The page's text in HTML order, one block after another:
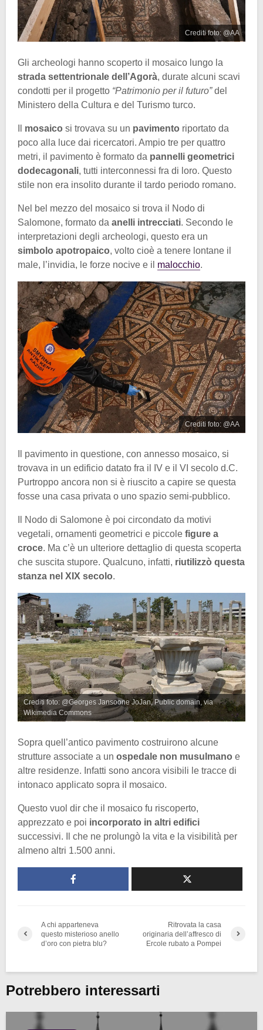
Crediti foto: @AA
Gli archeologi hanno scoperto il mosaico lungo la
strada settentrionale dell’Agorà, durate alcuni scavi
condotti per il progetto “Patrimonio per il futuro”del
Ministero della Cultura e del Turismo turco.
mosaico si trovava su un pavimento riportato da
poco alla luce dai ricercatori. Ampio tre per quattro
metri, il pavimento è formato da pannelli geometrici
dodecagonali, tutti interconnessi fra di loro. Questo
stile non era insolito durante il tardo periodo romano.
Nel bel mezzo del mosaico si trova il Nodo di
Salomone, formato da anelli intrecciati. Secondo le
interpretazioni degli archeologi, questo era un
simbolo apotropaico, volto cioè a tenere lontane il
male, l’invidia, le forze nocive e il malocchio.
Crediti foto: @AA
Il pavimento in questione, con annesso mosaico, si
trovava in un edificio datato fra il IV e il VI secolo d.C.
Purtroppo ancora non si è riuscito a capire se questa
fosse una casa privata o uno spazio semi-pubblico.
Il Nodo di Salomone è poi circondato da motivi
vegetali, ornamenti geometrici e piccole figure a
croce. Ma c’è un ulteriore dettaglio di questa scoperta
che suscita stupore. Qualcuno, infatti, riutilizzò questa
stanza nel XIX secolo.
Crediti foto: @Georges Jansoone JoJan, Public domain, via
Wikimedia Commons
Sopra quell’antico pavimento costruirono alcune
strutture associate a un ospedale non musulmano e
altre residenze. Infatti sono ancora visibili le tracce di
intonaco applicato sopra il mosaico.
Questo vuol dir che il mosaico fu riscoperto,
apprezzato e poi incorporato in altri edifici
successivi. Il che ne prolungò la vita e la visibilità per
almeno altri 1.500 anni.
A chi apparteneva
questo misterioso anello
d’oro con pietra blu?
Ritrovata la casa
originaria dell’affresco di
Ercole rubato a Pompei
Potrebbero interessarti